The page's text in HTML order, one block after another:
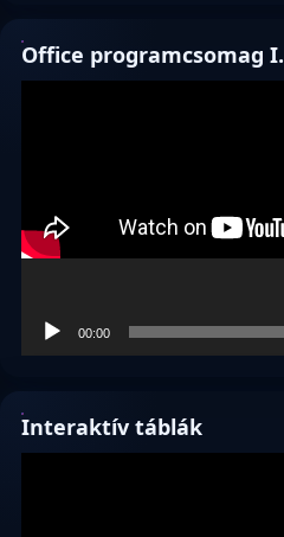
Office programcsomag I.
00:00
Interaktív táblák